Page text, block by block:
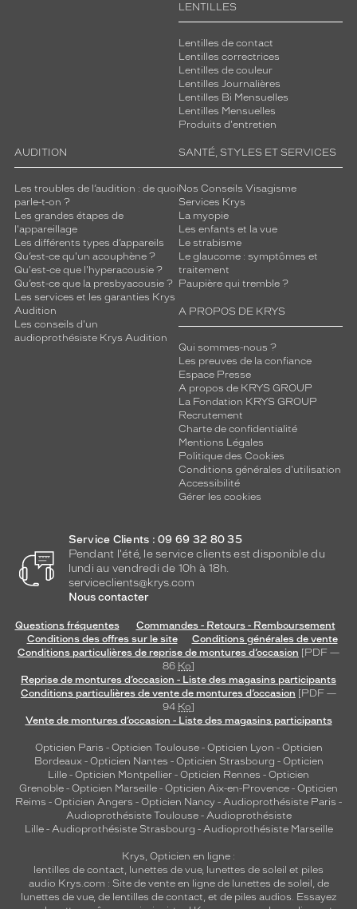
LENTILLES
Lentilles de contact
Lentilles correctrices
Lentilles de couleur
Lentilles Journalières
Lentilles Bi Mensuelles
Lentilles Mensuelles
Produits d'entretien
AUDITION
Les troubles de l’audition : de quoi
parle-t-on ?
Les grandes étapes de
l'appareillage
Les différents types d’appareils
Qu’est-ce qu'un acouphène ?
Qu'est-ce que l'hyperacousie ?
Qu’est-ce que la presbyacousie ?
Les services et les garanties Krys
Audition
Les conseils d'un
audioprothésiste Krys Audition
SANTÉ, STYLES ET SERVICES
Nos Conseils Visagisme
Services Krys
La myopie
Les enfants et la vue
Le strabisme
Le glaucome : symptômes et
traitement
Paupière qui tremble ?
A PROPOS DE KRYS
Qui sommes-nous ?
Les preuves de la confiance
Espace Presse
A propos de KRYS GROUP
La Fondation KRYS GROUP
Recrutement
Charte de confidentialité
Mentions Légales
Politique des Cookies
Conditions générales d'utilisation
Accessibilité
Gérer les cookies
Service Clients : 09 69 32 80 35
Pendant l'été, le service clients est disponible du
lundi au vendredi de 10h à 18h.
serviceclients@krys.com
Nous contacter
Questions fréquentes
Commandes - Retours - Remboursement
Conditions des offres sur le site
Conditions générales de vente
Conditions particulières de reprise de montures d’occasion [PDF —
86 Ko]
Reprise de montures d’occasion - Liste des magasins participants
Conditions particulières de vente de montures d’occasion [PDF —
94 Ko]
Vente de montures d’occasion - Liste des magasins participants
Opticien Paris - Opticien Toulouse- Opticien Lyon - Opticien
Bordeaux- Opticien Nantes - Opticien Strasbourg - Opticien
Lille - Opticien Montpellier - Opticien Rennes - Opticien
Grenoble - Opticien Marseille - Opticien Aix-en-Provence - Opticien
Reims - Opticien Angers - Opticien Nancy - Audioprothésiste Paris -
Audioprothésiste Toulouse- Audioprothésiste
Lille- Audioprothésiste Strasbourg - Audioprothésiste Marseille
Krys, Opticien en ligne :
lentilles de contact, lunettes de vue, lunettes de soleil et piles
audio Krys.com : Site de vente en ligne de lunettes de soleil, de
lunettes de vue, de lentilles de contact, et de piles audios. Essayez